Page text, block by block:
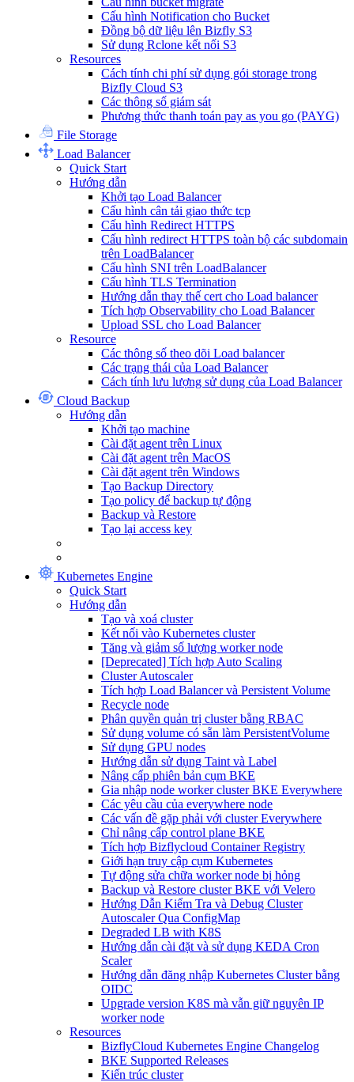
Cấu hình Notification cho Bucket
Đồng bộ dữ liệu lên Bizfly S3
Sử dụng Rclone kết nối S3
Resources
Cách tính chi phí sử dụng gói storage trong
Bizfly Cloud S3
Các thông số giám sát
Phương thức thanh toán pay as you go (PAYG)
File Storage
Load Balancer
Quick Start
Hướng dẫn
Khởi tạo Load Balancer
Cấu hình cân tải giao thức tcp
Cấu hình Redirect HTTPS
Cấu hình redirect HTTPS toàn bộ các subdomain
trên LoadBalancer
Cấu hình SNI trên LoadBalancer
Cấu hình TLS Termination
Hướng dẫn thay thế cert cho Load balancer
Tích hợp Observability cho Load Balancer
Upload SSL cho Load Balancer
Resource
Các thông số theo dõi Load balancer
Các trạng thái của Load Balancer
Cách tính lưu lượng sử dụng của Load Balancer
Cloud Backup
Hướng dẫn
Khởi tạo machine
Cài đặt agent trên Linux
Cài đặt agent trên MacOS
Cài đặt agent trên Windows
Tạo Backup Directory
Tạo policy để backup tự động
Backup và Restore
Tạo lại access key
Kubernetes Engine
Quick Start
Hướng dẫn
Tạo và xoá cluster
Kết nối vào Kubernetes cluster
Tăng và giảm số lượng worker node
[Deprecated] Tích hợp Auto Scaling
Cluster Autoscaler
Tích hợp Load Balancer và Persistent Volume
Recycle node
Phân quyền quản trị cluster bằng RBAC
Sử dụng volume có sẵn làm PersistentVolume
Sử dụng GPU nodes
Hướng dẫn sử dụng Taint và Label
Nâng cấp phiên bản cụm BKE
Gia nhập node worker cluster BKE Everywhere
Các yêu cầu của everywhere node
Các vấn đề gặp phải với cluster Everywhere
Chỉ nâng cấp control plane BKE
Tích hợp Bizflycloud Container Registry
Giới hạn truy cập cụm Kubernetes
Tự động sửa chữa worker node bị hỏng
Backup và Restore cluster BKE với Velero
Hướng Dẫn Kiểm Tra và Debug Cluster
Autoscaler Qua ConfigMap
Degraded LB with K8S
Hướng dẫn cài đặt và sử dụng KEDA Cron
Scaler
Hướng dẫn đăng nhập Kubernetes Cluster bằng
OIDC
Upgrade version K8S mà vẫn giữ nguyên IP
worker node
Resources
BizflyCloud Kubernetes Engine Changelog
BKE Supported Releases
Kiến trúc cluster